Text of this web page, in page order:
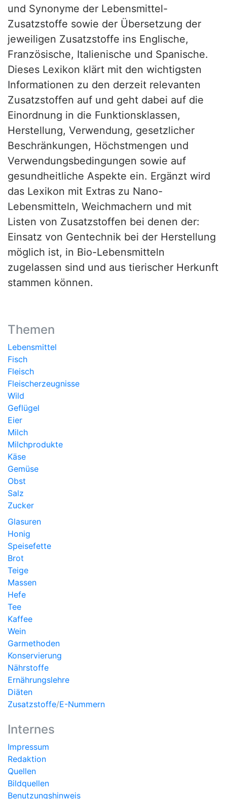
und Synonyme der Lebensmittel-
Zusatzstoffe sowie der Übersetzung der
jeweiligen Zusatzstoffe ins Englische,
Französische, Italienische und Spanische.
Dieses Lexikon klärt mit den wichtigsten
Informationen zu den derzeit relevanten
Zusatzstoffen auf und geht dabei auf die
Einordnung in die Funktionsklassen,
Herstellung, Verwendung, gesetzlicher
Beschränkungen, Höchstmengen und
Verwendungsbedingungen sowie auf
gesundheitliche Aspekte ein. Ergänzt wird
das Lexikon mit Extras zu Nano-
Lebensmitteln, Weichmachern und mit
Listen von Zusatzstoffen bei denen der:
Einsatz von Gentechnik bei der Herstellung
möglich ist, in Bio-Lebensmitteln
zugelassen sind und aus tierischer Herkunft
stammen können.
Themen
Lebensmittel
Fisch
Fleisch
Fleischerzeugnisse
Wild
Geflügel
Eier
Milch
Milchprodukte
Käse
Gemüse
Obst
Salz
Zucker
Glasuren
Honig
Speisefette
Brot
Teige
Massen
Hefe
Tee
Kaffee
Wein
Garmethoden
Konservierung
Nährstoffe
Ernährungslehre
Diäten
Zusatzstoffe/E-Nummern
Internes
Impressum
Redaktion
Quellen
Bildquellen
Benutzungshinweis